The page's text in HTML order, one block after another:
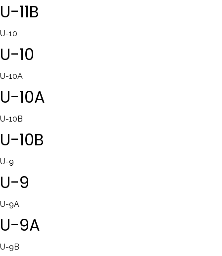
U-11B
U-10
U-10
U-10A
U-10A
U-10B
U-10B
U-9
U-9
U-9A
U-9A
U-9B